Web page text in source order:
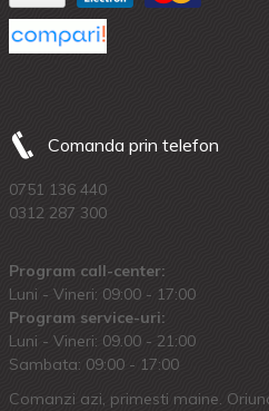
Comanda prin telefon
0751 136 440
0312 287 300
Program call-center:
Luni - Vineri: 09:00 - 17:00
Program service-uri:
Luni - Vineri: 09.00 - 21:00
Sambata: 09:00 - 17:00
Comanzi azi, primesti maine.